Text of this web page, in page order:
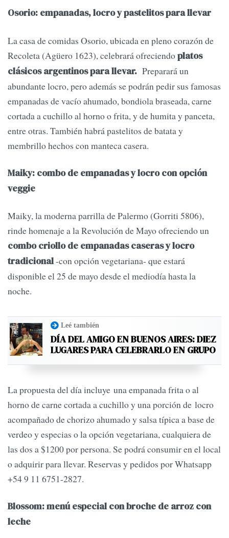
Osorio: empanadas, locro y pastelitos para llevar
La casa de comidas Osorio, ubicada en pleno corazón de
Recoleta (Agüero 1623), celebrará ofreciendoplatos
clásicos argentinos para llevar. Preparará un
abundante locro, pero además se podrán pedir sus famosas
empanadas de vacío ahumado, bondiola braseada, carne
cortada a cuchillo al horno o frita, y de humita y panceta,
entre otras. También habrá pastelitos de batata y
membrillo hechos con manteca casera.
Maiky: combo de empanadas y locro con opción
veggie
Maiky, la moderna parrilla de Palermo (Gorriti 5806),
rinde homenaje a la Revolución de Mayo ofreciendo un
combo criollo de empanadas caseras y locro
tradicional-con opción vegetariana- que estará
disponible el 25 de mayo desde el mediodía hasta la
noche.
Leé también
DÍA DEL AMIGO EN BUENOS AIRES: DIEZ
LUGARES PARA CELEBRARLO EN GRUPO
La propuesta del día incluye una empanada frita o al
horno de carne cortada a cuchillo y una porción de locro
acompañado de chorizo ahumado y salsa típica a base de
verdeo y especias o la opción vegetariana, cualquiera de
las dos a $1200 por persona. Se podrá consumir en el local
o adquirir para llevar. Reservas y pedidos por Whatsapp
+54 9 11 6751-2827.
Blossom: menú especial con broche de arroz con
leche